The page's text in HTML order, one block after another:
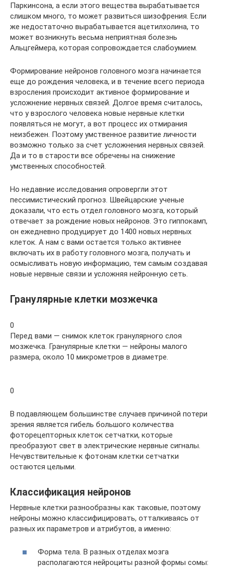
Паркинсона, а если этого вещества вырабатывается
слишком много, то может развиться шизофрения. Если
же недостаточно вырабатывается ацетилхолина, то
может возникнуть весьма неприятная болезнь
Альцгеймера, которая сопровождается слабоумием.
Формирование нейронов головного мозга начинается
еще до рождения человека, и в течение всего периода
взросления происходит активное формирование и
усложнение нервных связей. Долгое время считалось,
что у взрослого человека новые нервные клетки
появляться не могут, а вот процесс их отмирания
неизбежен. Поэтому умственное развитие личности
возможно только за счет усложнения нервных связей.
Да и то в старости все обречены на снижение
умственных способностей.
Но недавние исследования опровергли этот
пессимистический прогноз. Швейцарские ученые
доказали, что есть отдел головного мозга, который
отвечает за рождение новых нейронов. Это гиппокамп,
он ежедневно продуцирует до 1400 новых нервных
клеток. А нам с вами остается только активнее
включать их в работу головного мозга, получать и
осмысливать новую информацию, тем самым создавая
новые нервные связи и усложняя нейронную сеть.
Гранулярные клетки мозжечка
0
Перед вами — снимок клеток гранулярного слоя
мозжечка. Гранулярные клетки — нейроны малого
размера, около 10 микрометров в диаметре.
0
В подавляющем большинстве случаев причиной потери
зрения является гибель большого количества
фоторецепторных клеток сетчатки, которые
преобразуют свет в электрические нервные сигналы.
Нечувствительные к фотонам клетки сетчатки
остаются целыми.
Классификация нейронов
Нервные клетки разнообразны как таковые, поэтому
нейроны можно классифицировать, отталкиваясь от
разных их параметров и атрибутов, а именно:
Форма тела. В разных отделах мозга
располагаются нейроциты разной формы сомы: